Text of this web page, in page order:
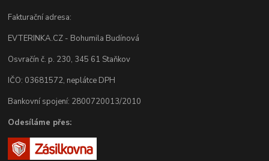
Fakturační adresa:
EVTERINKA.CZ - Bohumila Budínová
Osvračín č. p. 230, 345 61 Staňkov
IČO: 03681572, neplátce DPH
Bankovní spojení: 2800720013/2010
Odesíláme přes: